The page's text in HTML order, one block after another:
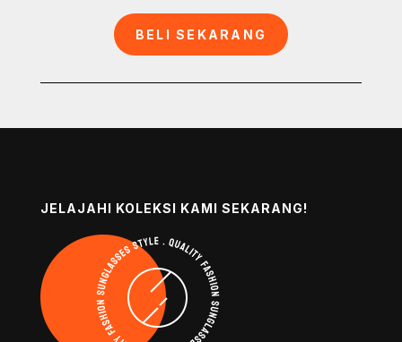
BELI SEKARANG
JELAJAHI KOLEKSI KAMI SEKARANG!